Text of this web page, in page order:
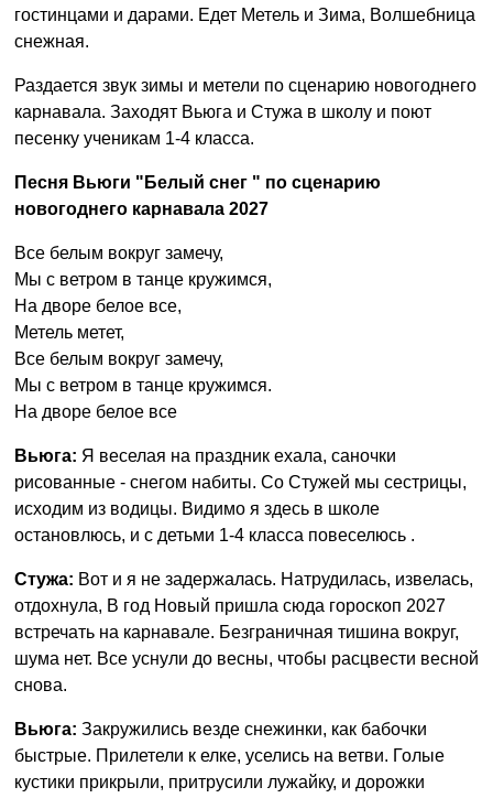
гостинцами и дарами. Едет Метель и Зима, Волшебница
снежная.
Раздается звук зимы и метели по сценарию новогоднего
карнавала. Заходят Вьюга и Стужа в школу и поют
песенку ученикам 1-4 класса.
Песня Вьюги "Белый снег " по сценарию
новогоднего карнавала 2027
Все белым вокруг замечу,
Мы с ветром в танце кружимся,
На дворе белое все,
Метель метет,
Все белым вокруг замечу,
Мы с ветром в танце кружимся.
На дворе белое все
Вьюга: Я веселая на праздник ехала, саночки
рисованные - снегом набиты. Со Стужей мы сестрицы,
исходим из водицы. Видимо я здесь в школе
остановлюсь, и с детьми 1-4 класса повеселюсь .
Стужа: Вот и я не задержалась. Натрудилась, извелась,
отдохнула, В год Новый пришла сюда гороскоп 2027
встречать на карнавале. Безграничная тишина вокруг,
шума нет. Все уснули до весны, чтобы расцвести весной
снова.
Вьюга: Закружились везде снежинки, как бабочки
быстрые. Прилетели к елке, уселись на ветви. Голые
кустики прикрыли, притрусили лужайку, и дорожки